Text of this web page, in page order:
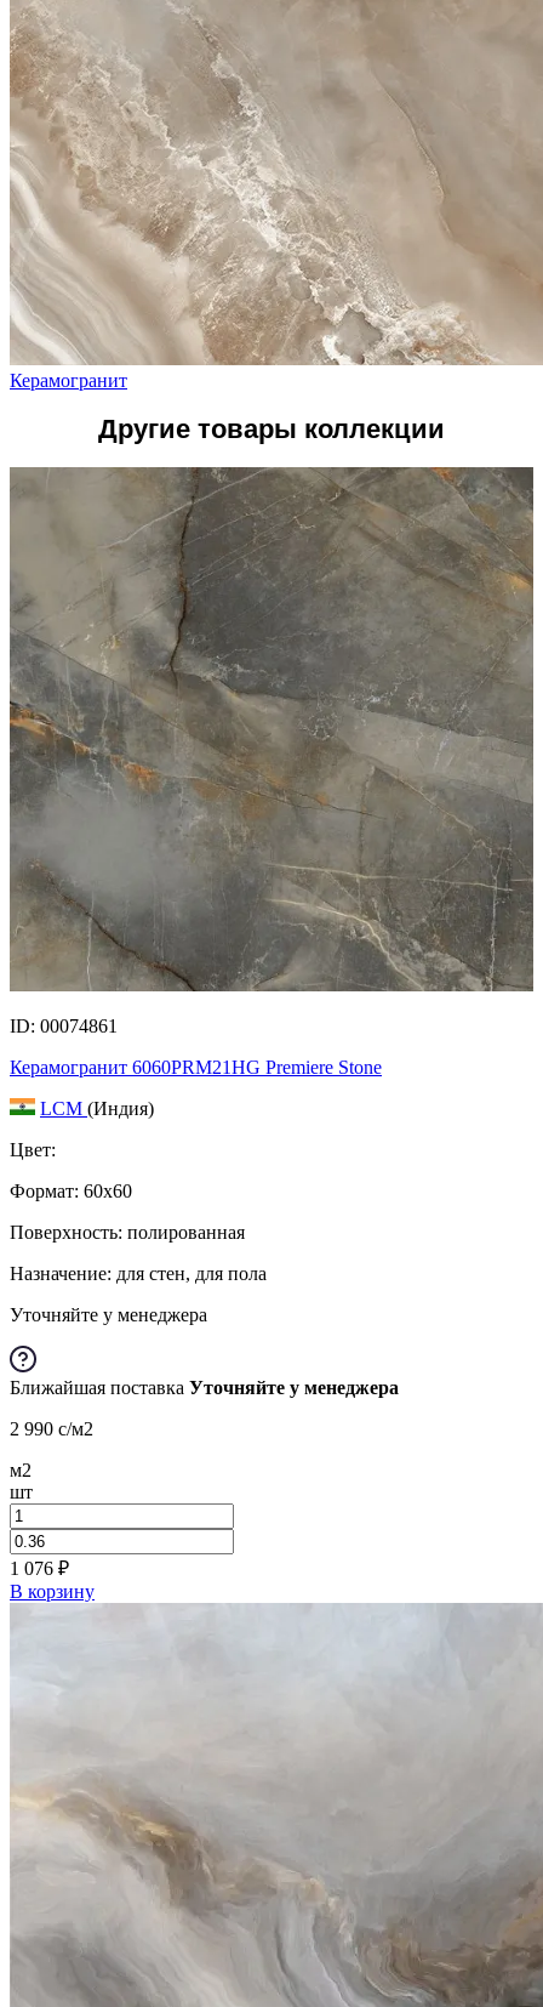
Керамогранит
Другие товары коллекции
ID: 00074861
Керамогранит 6060PRM21HG Premiere Stone
LCM (Индия)
Цвет:
Формат: 60x60
Поверхность: полированная
Назначение: для стен, для пола
Уточняйте у менеджера
Ближайшая поставка Уточняйте у менеджера
2 990 c/м2
м2
шт
1 076 ₽
В корзину